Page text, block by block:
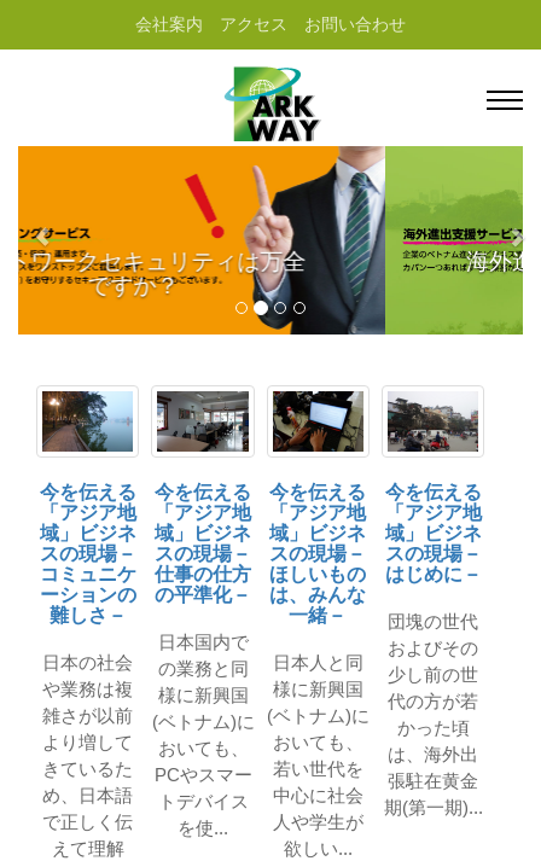
会社案内 アクセス お問い合わせ
海外進出のサポート支援を行いま
す。
今を伝える
「アジア地
域」ビジネ
スの現場－
コミュニケ
ーションの
難しさ－
日本の社会
や業務は複
雑さが以前
より増して
きているた
め、日本語
で正しく伝
えて理解
今を伝える
「アジア地
域」ビジネ
スの現場－
仕事の仕方
の平準化－
日本国内で
の業務と同
様に新興国
(ベトナム)に
おいても、
PCやスマー
トデバイス
を使...
今を伝える
「アジア地
域」ビジネ
スの現場－
ほしいもの
は、みんな
一緒－
日本人と同
様に新興国
(ベトナム)に
おいても、
若い世代を
中心に社会
人や学生が
欲しい...
今を伝える
「アジア地
域」ビジネ
スの現場－
はじめに－
団塊の世代
およびその
少し前の世
代の方が若
かった頃
は、海外出
張駐在黄金
期(第一期)...